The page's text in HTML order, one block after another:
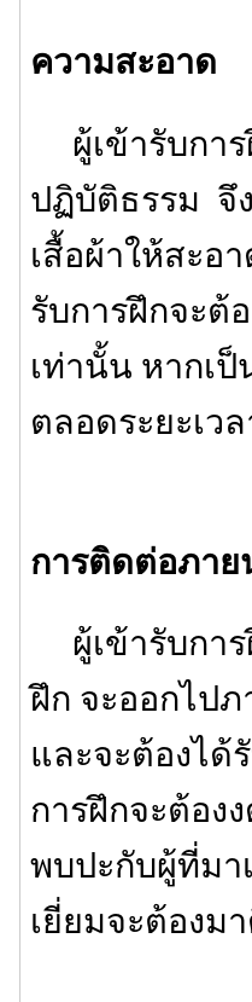
ความสะอาด
ผู้เข้ารับการ
ปฏิบัติธรรม จึ
เสื้อผ้าให้สะอ
รับการฝึกจะต้
เท่านั้น หากเป็
ตลอดระยะเว
การติดต่อภาย
ผู้เข้ารับการ
ฝึก จะออกไป
และจะต้องได้
การฝึกจะต้อง
พบปะกับผู้ที่ม
เยี่ยมจะต้องม